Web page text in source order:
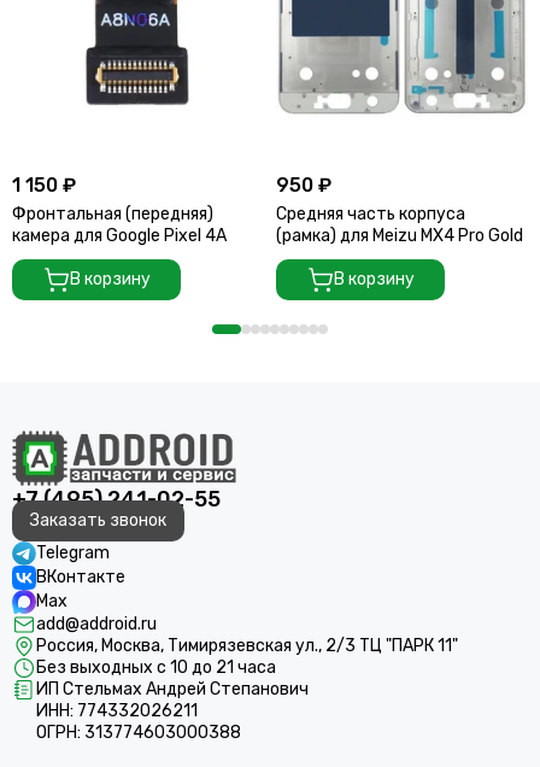
1 150 ₽
Фронтальная (передняя)
камера для Google Pixel 4A
В корзину
950 ₽
Средняя часть корпуса
(рамка) для Meizu MX4 Pro Gold
В корзину
+7 (495) 241-02-55
Заказать звонок
Telegram
ВКонтакте
Max
add@addroid.ru
Россия, Москва, Тимирязевская ул., 2/3 ТЦ "ПАРК 11"
Без выходных с 10 до 21 часа
ИП Стельмах Андрей Степанович
ИНН: 774332026211
ОГРН: 313774603000388